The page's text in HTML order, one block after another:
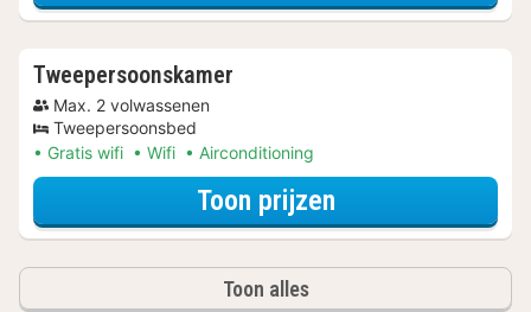
Tweepersoonskamer
Max. 2 volwassenen
Tweepersoonsbed
Gratis wifi
Wifi Airconditioning
Toon prijzenvoor Beleef de
Toon alles